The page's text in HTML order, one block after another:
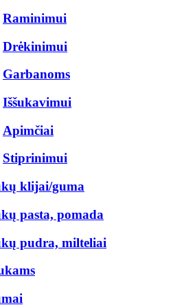
Raminimui
Drėkinimui
Garbanoms
Iššukavimui
Apimčiai
Stiprinimui
klijai/guma
pasta, pomada
pudra, milteliai